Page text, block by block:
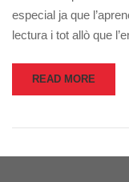
especial ja que
lectura i tot allò que
READ MORE